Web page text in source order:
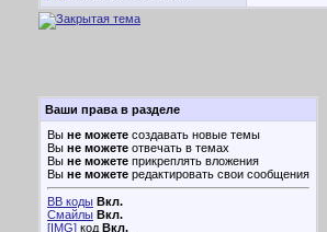
Ваши права в разделе
Вы не можете создавать новые темы
Вы не можете отвечать в темах
Вы не можете прикреплять вложения
Вы не можете редактировать свои сообщения
BB коды Вкл.
Смайлы Вкл.
[IMG] код Вкл.